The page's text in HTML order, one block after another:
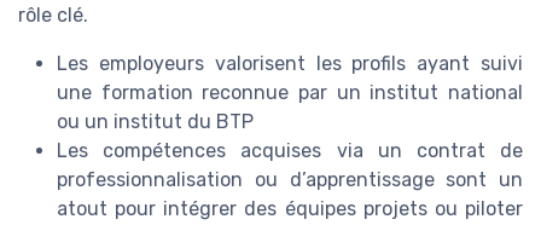
rôle clé.
Les employeurs valorisent les profils ayant suivi
une formation reconnue par un institut national
ou un institut du BTP
Les compétences acquises via un contrat de
professionnalisation ou d’apprentissage sont un
atout pour intégrer des équipes projets ou piloter